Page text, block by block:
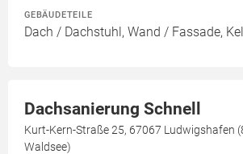
GEBÄUDETEILE
Dach / Dachstuhl, Wand / Fassade,
Dachsanierung Schnell
Kurt-Kern-Straße 25, 67067 Ludwigshafen
Waldsee)